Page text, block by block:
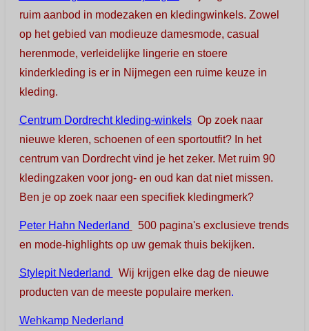
ruim aanbod in modezaken en kledingwinkels. Zowel
op het gebied van modieuze damesmode, casual
herenmode, verleidelijke lingerie en stoere
kinderkleding is er in Nijmegen een ruime keuze in
kleding.
Centrum Dordrecht kleding-winkelsOp zoek naar
nieuwe kleren, schoenen of een sportoutfit? In het
centrum van Dordrecht vind je het zeker. Met ruim 90
kledingzaken voor jong- en oud kan dat niet missen.
Ben je op zoek naar een specifiek kledingmerk?
Peter Hahn Nederland
500 pagina's exclusieve trends
en mode-highlights op uw gemak thuis bekijken.
Stylepit Nederland
Wij krijgen elke dag de nieuwe
producten van de meeste populaire merken.
Wehkamp Nederland